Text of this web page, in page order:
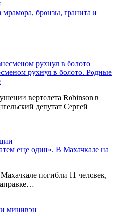
бронзы, гранита и
рухнул в болото. Родные
вертолета Robinson в
депутат Сергей
еще один». В Махачкале на
погибли 11 человек,